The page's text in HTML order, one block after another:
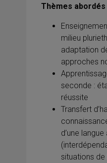
Thèmes abordés
milieu
adaptation
approches
seconde :
réussite
Transfert
d’une
situations de